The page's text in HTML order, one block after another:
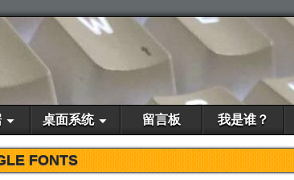
桌面系统 留言板 我是谁？
FONTS